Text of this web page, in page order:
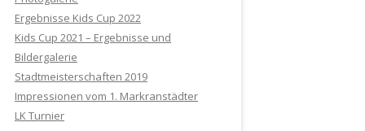
Ergebnisse Kids Cup 2022
Kids Cup 2021 – Ergebnisse und
Bildergalerie
Stadtmeisterschaften 2019
Impressionen vom 1. Markranstädter
LK Turnier